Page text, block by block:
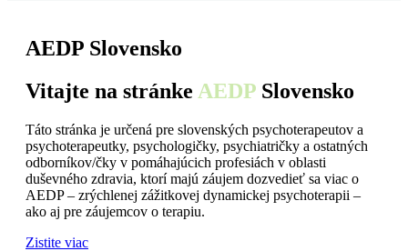
AEDP Slovensko
Vitajte na stránke AEDP Slovensko
Táto stránka je určená pre slovenských psychoterapeutov a
psychoterapeutky, psychologičky, psychiatričky a ostatných
odborníkov/čky v pomáhajúcich profesiách v oblasti
duševného zdravia, ktorí majú záujem dozvedieť sa viac o
AEDP – zrýchlenej zážitkovej dynamickej psychoterapii –
ako aj pre záujemcov o terapiu.
Zistite viac